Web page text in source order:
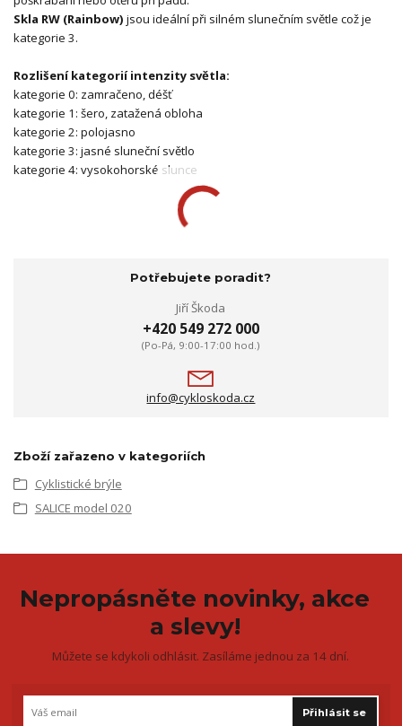
Skla RW (Rainbow) jsou ideální při silném slunečním světle což je
kategorie 3.
Rozlišení kategorií intenzity světla:
kategorie 0: zamračeno, déšť
kategorie 1: šero, zatažená obloha
kategorie 2: polojasno
kategorie 3: jasné sluneční světlo
kategorie 4: vysokohorské slunce
Potřebujete poradit?
Jiří Škoda
+420 549 272 000
(Po-Pá, 9:00-17:00 hod.)
info@cykloskoda.cz
Zboží zařazeno v kategoriích
Cyklistické brýle
SALICE model 020
Nepropásněte novinky, akce
a slevy!
Můžete se kdykoli odhlásit. Zasíláme jednou za 14 dní.
Přihlásit se